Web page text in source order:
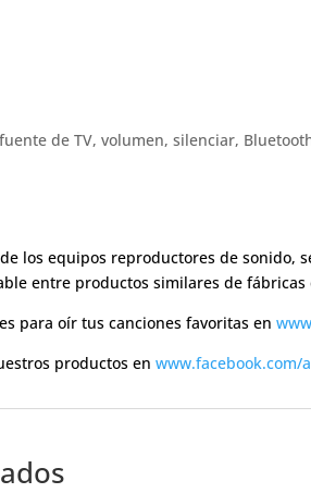
de TV, volumen, silenciar,
los equipos reproductores de
entre productos similares de
para oír tus canciones favoritas en
productos en www.facebook.com/